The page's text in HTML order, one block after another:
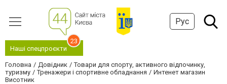
Рус
Наші спецпроєкти
23
Головна Довідник
Товари для спорту, активного відпочинку,
туризму
Тренажери і спортивне обладнання
Интенет магазин
Висотник